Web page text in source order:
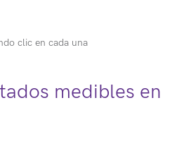
clic en cada una
medibles en